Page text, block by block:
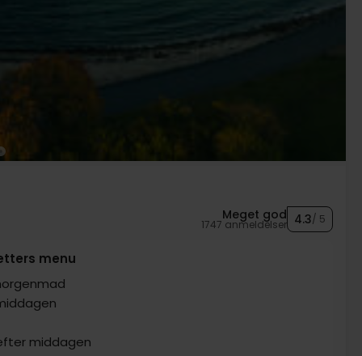
Meget god
1747 anmeldelser 4.3/ 5
menu
middagen